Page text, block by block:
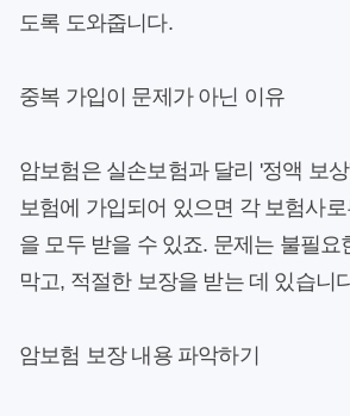
도록 도와줍니다.
중복 가입이 문제가 아닌 이유
암보험은 실손보험과 달리 '정액 보
보험에 가입되어 있으면 각 보험사
을 모두 받을 수 있죠. 문제는 불필요
막고, 적절한 보장을 받는 데 있습니
암보험 보장 내용 파악하기